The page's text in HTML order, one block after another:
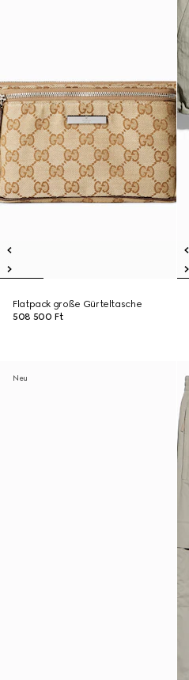
Flatpack große Gürteltasche
508 500 Ft
Neu